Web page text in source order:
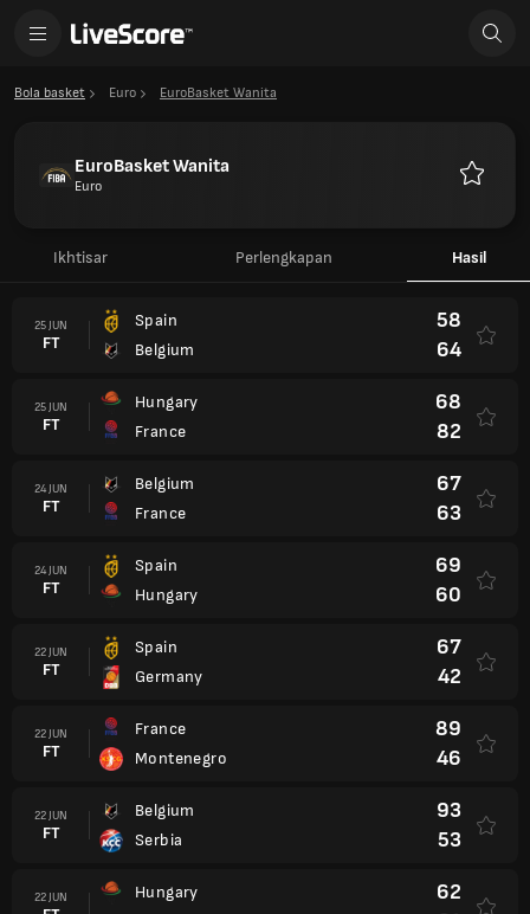
Bola basket Euro EuroBasket Wanita
EuroBasket Wanita
Euro
Ikhtisar Perlengkapan Hasil
25 JUN
FT
Spain
Belgium
58
64
25 JUN
FT
Hungary
France
68
82
24 JUN
FT
Belgium
France
67
63
24 JUN
FT
Spain
Hungary
69
60
22 JUN
FT
Spain
Germany
67
42
22 JUN
FT
France
Montenegro
89
46
22 JUN
FT
Belgium
Serbia
93
53
22 JUN
Hungary
62